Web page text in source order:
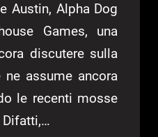
Austin, Alpha Dog
Games, una
discutere sulla
ne assume ancora
le recenti mosse
Difatti,…